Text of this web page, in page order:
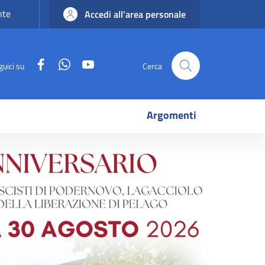
Accedi all'area personale
su FacebookWhatsApp Cerca
Argomenti